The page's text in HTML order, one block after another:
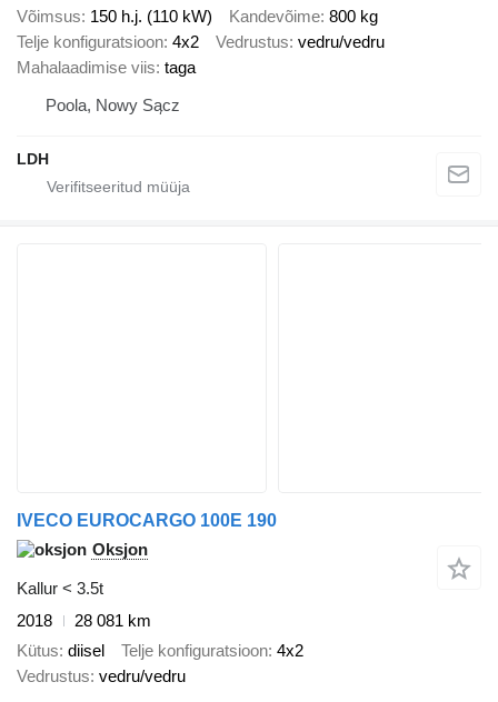
Võimsus 150 h.j. (110 kW) Kandevõime 800 kg
Telje konfiguratsioon 4x2 Vedrustus vedru/vedru
Mahalaadimise viis taga
Poola, Nowy Sącz
LDH
IVECO EUROCARGO 100E 190
Oksjon
Kallur < 3.5t
2018
28 081 km
Kütus diisel Telje konfiguratsioon 4x2
Vedrustus vedru/vedru